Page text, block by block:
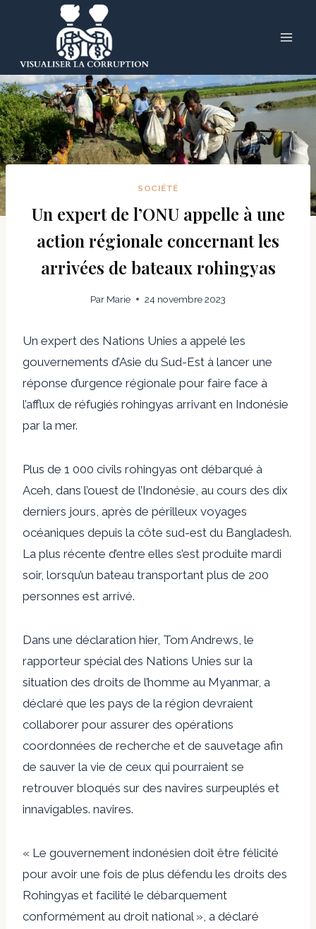
SOCIÉTÉ
Un expert de l’ONU appelle à une
action régionale concernant les
arrivées de bateaux rohingyas
Par Marie 24 novembre 2023
Un expert des Nations Unies a appelé les
gouvernements d’Asie du Sud-Est à lancer une
réponse d’urgence régionale pour faire face à
l’afflux de réfugiés rohingyas arrivant en Indonésie
par la mer.
Plus de 1 000 civils rohingyas ont débarqué à
Aceh, dans l’ouest de l’Indonésie, au cours des dix
derniers jours, après de périlleux voyages
océaniques depuis la côte sud-est du Bangladesh.
La plus récente d’entre elles s’est produite mardi
soir, lorsqu’un bateau transportant plus de 200
personnes est arrivé.
Dans une déclaration hier, Tom Andrews, le
rapporteur spécial des Nations Unies sur la
situation des droits de l’homme au Myanmar, a
déclaré que les pays de la région devraient
collaborer pour assurer des opérations
coordonnées de recherche et de sauvetage afin
de sauver la vie de ceux qui pourraient se
retrouver bloqués sur des navires surpeuplés et
innavigables. navires.
« Le gouvernement indonésien doit être félicité
pour avoir une fois de plus défendu les droits des
Rohingyas et facilité le débarquement
conformément au droit national », a déclaré